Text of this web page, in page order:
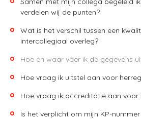
verdelen wij de punten?
Wat is het verschil tussen een
intercollegiaal overleg?
Hoe en waar voer ik de gegevens
Hoe vraag ik uitstel aan voor
Hoe vraag ik accreditatie aan voor
Is het verplicht om mijn KP-